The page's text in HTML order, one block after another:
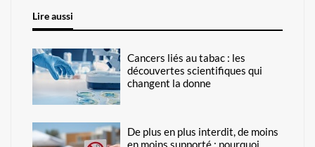
Lire aussi
Cancers liés au tabac : les
découvertes scientifiques qui
changent la donne
De plus en plus interdit, de moins
en moins supporté : pourquoi